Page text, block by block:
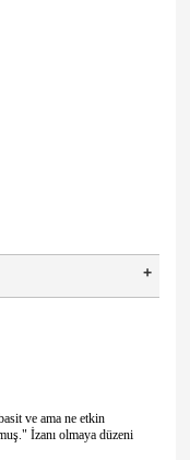
ve ama ne etkin
İzanı olmaya düzeni